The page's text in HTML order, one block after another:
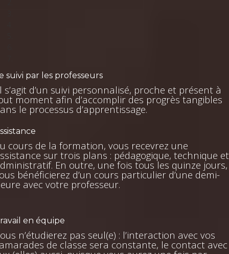
suivi par les professeurs
s’agit d’un suivi personnalisé, proche et présent à
moment afin d’accomplir des progrès tangibles
le processus d’apprentissage.
cours de la formation, vous recevrez une
sur trois plans : pédagogique, technique et
En outre, une fois tous les quinze jours,
bénéficierez d’un cours particulier d’une demi-
avec votre professeur.
en équipe
n’étudierez pas seul(e) : l’interaction avec vos
de classe sera constante, le contact avec